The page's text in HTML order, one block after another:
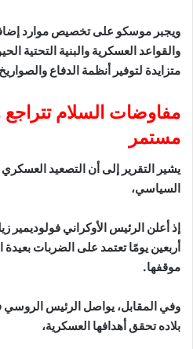
ويجبر موسكو على تخصيص موارد
والقواعد العسكرية والبنية التحتية
متزايدة لتوفير أنظمة الدفاع
مفاوضات السلام
مستمر
يشير التقرير إلى أن التصعيد
السياسي،
إذ أعلن الرئيس الأوكراني
أربعين يومًا تعتمد على الضربات
موقفها.
وفي المقابل، يواصل الرئيس الروسي
بلاده تحقق أهدافها العسكرية،